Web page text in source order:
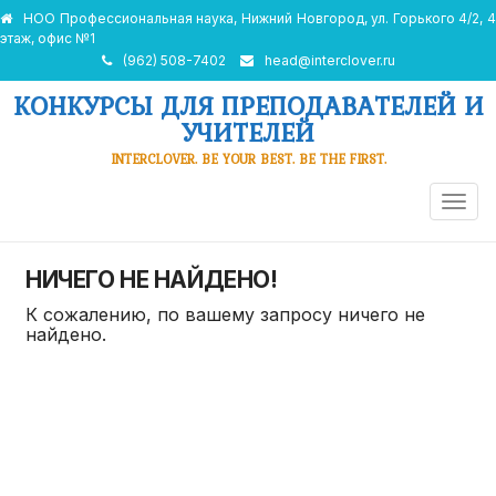
НОО Профессиональная наука, Нижний Новгород, ул. Горького 4/2, 4
этаж, офис №1
(962) 508-7402
head@interclover.ru
КОНКУРСЫ ДЛЯ ПРЕПОДАВАТЕЛЕЙ И
УЧИТЕЛЕЙ
INTERCLOVER. BE YOUR BEST. BE THE FIRST.
НИЧЕГО НЕ НАЙДЕНО!
К сожалению, по вашему запросу ничего не
найдено.